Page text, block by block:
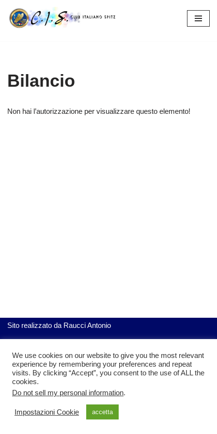
Vai
Bilancio
Non hai l’autorizzazione per visualizzare questo elemento!
Sito realizzato da Raucci Antonio
ServiziGratis.com| Realizzato da Raucci Antonio
We use cookies on our website to give you the most relevant
experience by remembering your preferences and repeat
visits. By clicking “Accept”, you consent to the use of ALL the
cookies.
Do not sell my personal information.
Impostazioni Cookie accetta